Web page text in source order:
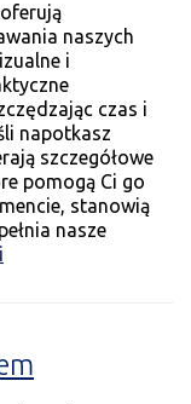
naszych
i
czas i
napotkasz
szczegółowe
pomogą Ci go
stanowią
nasze